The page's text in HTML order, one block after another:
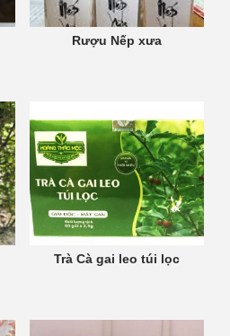
Rượu Nếp xưa
Trà Cà gai leo túi lọc